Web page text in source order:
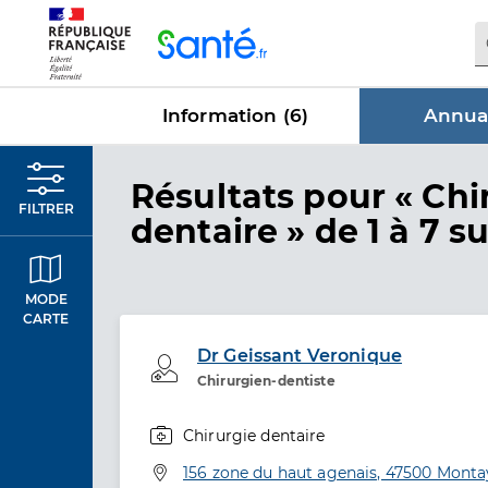
Information (6)
FILTRER
MODE
CARTE
Résultats dans
pour «
dentaire » de 1 à 7
Dr Geissant Veronique
Chirurgien-dentiste
Professionel de santé
Chirurgie dentaire
Adresse
156 zone du haut agenais, 47500
Panneau de gestion des cookies